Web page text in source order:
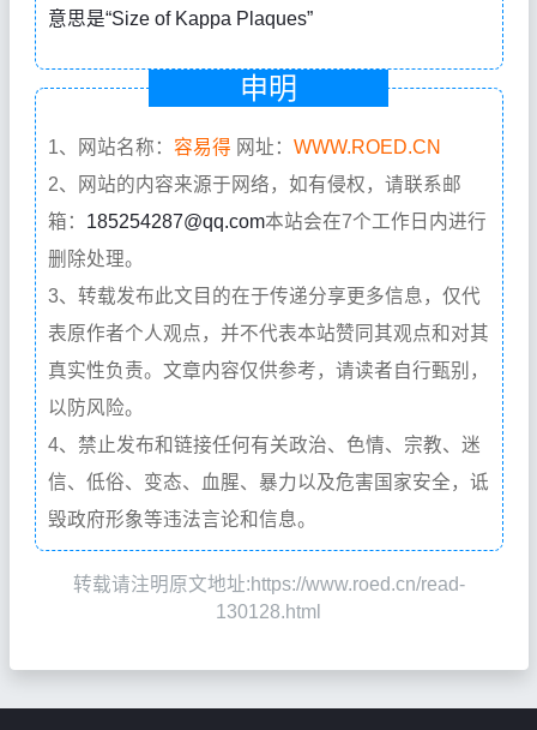
意思是“Size of Kappa Plaques”
申明
1、网站名称： 容易得 网址： WWW.ROED.CN
2、网站的内容来源于网络，如有侵权，请联系邮
箱： 185254287@qq.com本站会在7个工作日内进行
删除处理。
3、转载发布此文目的在于传递分享更多信息，仅代
表原作者个人观点，并不代表本站赞同其观点和对其
真实性负责。文章内容仅供参考，请读者自行甄别，
以防风险。
4、禁止发布和链接任何有关政治、色情、宗教、迷
信、低俗、变态、血腥、暴力以及危害国家安全，诋
毁政府形象等违法言论和信息。
转载请注明原文地址:https://www.roed.cn/read-
130128.html